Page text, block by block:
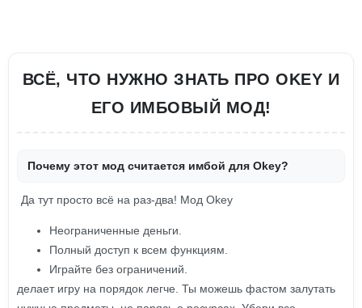
ВСЁ, ЧТО НУЖНО ЗНАТЬ ПРО OKEY И
ЕГО ИМБОВЫЙ МОД!
Почему этот мод считается имбой для Okey?
Да тут просто всё на раз-два! Мод Okey
Неограниченные деньги.
Полный доступ к всем функциям.
Играйте без ограничений.
делает игру на порядок легче. Ты можешь фастом залутать